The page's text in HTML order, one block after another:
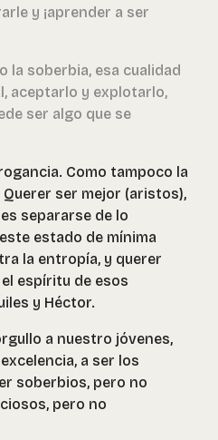
y ¡aprender a ser
la soberbia, esa cualidad
aceptarlo y explotarlo,
ser algo que se
Como tampoco la
ser mejor (aristos),
separarse de lo
estado de mínima
la entropía, y querer
espíritu de esos
y Héctor.
a nuestro jóvenes,
a ser los
soberbios, pero no
pero no